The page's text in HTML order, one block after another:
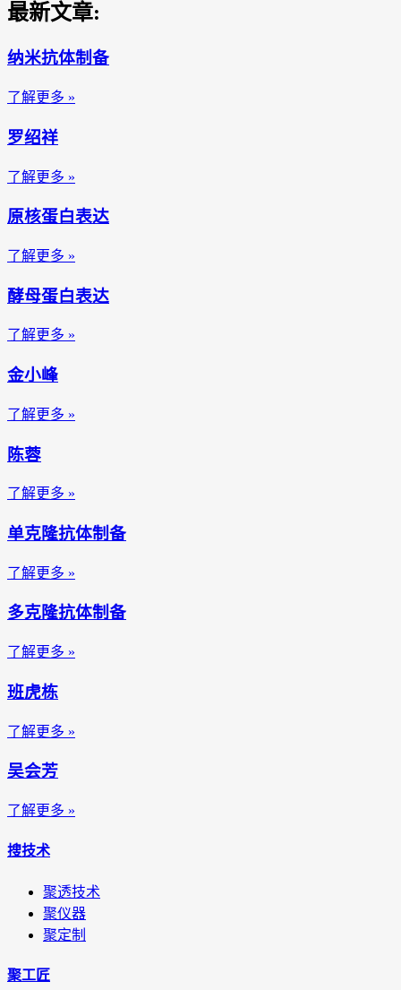
最新文章:
纳米抗体制备
了解更多 »
罗绍祥
了解更多 »
原核蛋白表达
了解更多 »
酵母蛋白表达
了解更多 »
金小峰
了解更多 »
陈蓉
了解更多 »
单克隆抗体制备
了解更多 »
多克隆抗体制备
了解更多 »
班虎栋
了解更多 »
吴会芳
了解更多 »
搜技术
聚透技术
聚仪器
聚定制
聚工匠